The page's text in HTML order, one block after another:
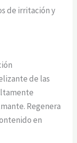
de irritación y
de las
Regenera
en